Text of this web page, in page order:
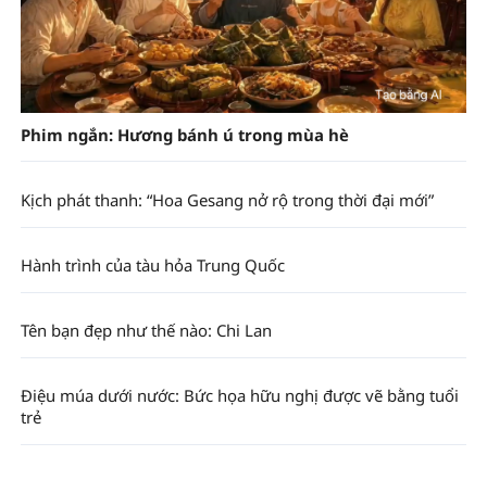
Phim ngắn: Hương bánh ú trong mùa hè
Kịch phát thanh: “Hoa Gesang nở rộ trong thời đại mới”
Hành trình của tàu hỏa Trung Quốc
Tên bạn đẹp như thế nào: Chi Lan
Điệu múa dưới nước: Bức họa hữu nghị được vẽ bằng tuổi
trẻ